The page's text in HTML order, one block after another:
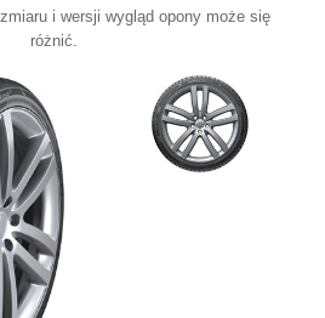
i wersji wygląd opony może się
różnić.